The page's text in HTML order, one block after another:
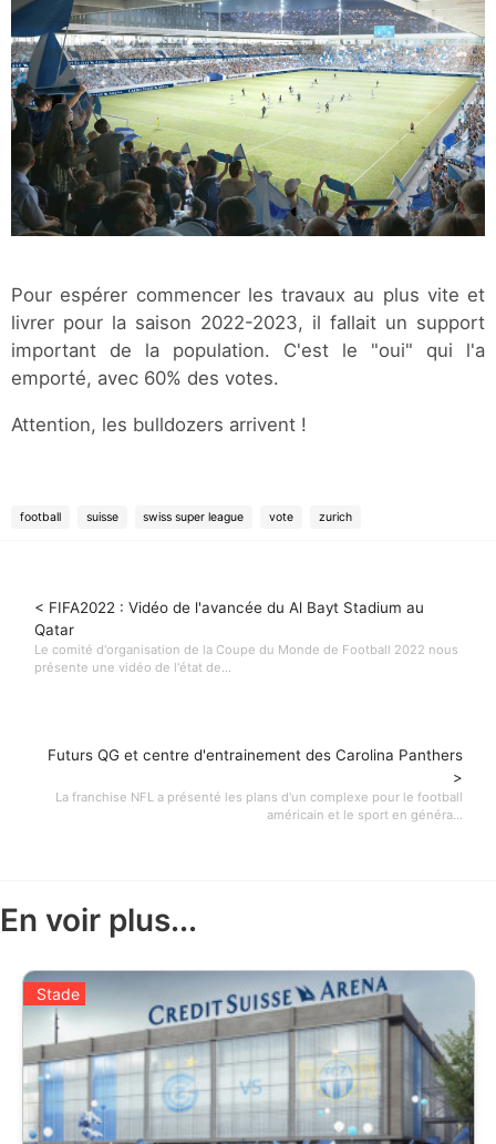
Pour espérer commencer les travaux au plus vite et
livrer pour la saison 2022-2023, il fallait un support
important de la population. C'est le "oui" qui l'a
emporté, avec 60% des votes.
Attention, les bulldozers arrivent !
football suisse swiss super league vote zurich
< FIFA2022 : Vidéo de l'avancée du Al Bayt Stadium au
Qatar
Le comité d'organisation de la Coupe du Monde de Football 2022 nous
présente une vidéo de l'état de...
Futurs QG et centre d'entrainement des Carolina Panthers
>
La franchise NFL a présenté les plans d'un complexe pour le football
américain et le sport en généra...
En voir plus...
Stade